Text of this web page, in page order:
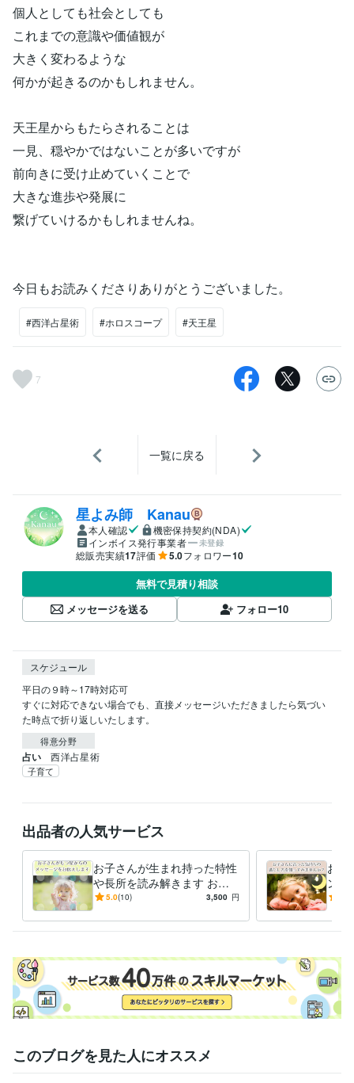
個人としても社会としても
これまでの意識や価値観が
大きく変わるような
何かが起きるのかもしれません。
天王星からもたらされることは
一見、穏やかではないことが多いですが
前向きに受け止めていくことで
大きな進歩や発展に
繋げていけるかもしれませんね。
今日もお読みくださりありがとうございました。
#西洋占星術 #ホロスコープ #天王星
7
一覧に戻る
星よみ師 Kanau
本人確認
機密保持契約(NDA)
インボイス発行事業者
未登録
総販売実績17評価 5.0フォロワー10
無料で見積り相談
メッセージを送る
フォロー10
スケジュール
平日の９時～17時対応可
すぐに対応できない場合でも、直接メッセージいただきましたら気づい
た時点で折り返しいたします。
得意分野
占い 西洋占星術
子育て
出品者の人気サービス
お子さんが生まれ持った特性
や長所を読み解きます お子
さんの個性の伸ばし方やお子
ます
5.0(10) 3,500 円
お子
ント
んの
このブログを見た人にオススメ